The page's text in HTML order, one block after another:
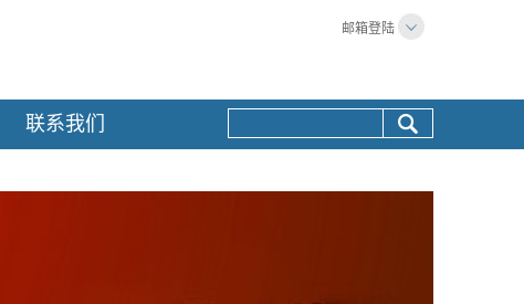
邮箱登陆
联系我们